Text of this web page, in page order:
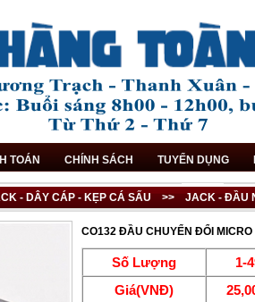
TOÁN CHÍNH SÁCH TUYỂN DỤNG
- DÂY CÁP - KẸP CÁ SẤU >> JACK - ĐẦU
CO132 ĐẦU CHUYỂN ĐỔI
Số Lượng 1-
Giá(VNĐ)